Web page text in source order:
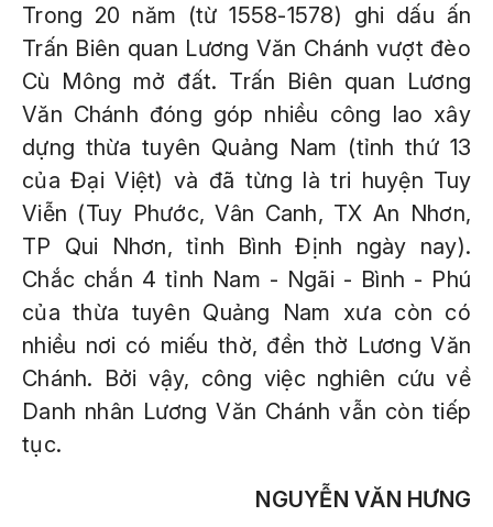
Trong 20 năm (từ 1558-1578) ghi dấu ấn
Trấn Biên quan Lương Văn Chánh vượt đèo
Cù Mông mở đất. Trấn Biên quan Lương
Văn Chánh đóng góp nhiều công lao xây
dựng thừa tuyên Quảng Nam (tỉnh thứ 13
của Đại Việt) và đã từng là tri huyện Tuy
Viễn (Tuy Phước, Vân Canh, TX An Nhơn,
TP Qui Nhơn, tỉnh Bình Định ngày nay).
Chắc chắn 4 tỉnh Nam - Ngãi - Bình - Phú
của thừa tuyên Quảng Nam xưa còn có
nhiều nơi có miếu thờ, đền thờ Lương Văn
Chánh. Bởi vậy, công việc nghiên cứu về
Danh nhân Lương Văn Chánh vẫn còn tiếp
tục.
NGUYỄN VĂN HƯNG